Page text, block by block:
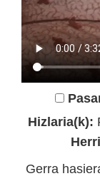
Hizlaria(k):
Gerra